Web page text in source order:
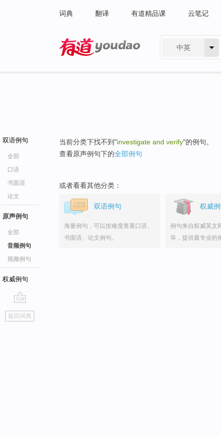
词典 翻译 有道精品课 云笔记
中英
双语例句
全部
口语
书面语
论文
原声例句
全部
音频例句
视频例句
权威例句
go
top
返回词典
当前分类下找不到"investigate and verify"的例句。
查看原声例句下的全部例句
或者看看其他分类：
双语例句
海量例句，可以按难度查看口语、
书面语、论文例句。
权威
例句来自权威英文
等，提供最专业的